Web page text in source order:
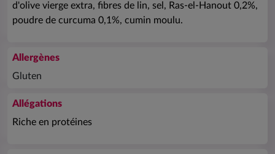
d'olive vierge extra, fibres de lin, sel, Ras-el-Hanout 0,2%,
poudre de curcuma 0,1%, cumin moulu.
Allergènes
Gluten
Allégations
Riche en protéines